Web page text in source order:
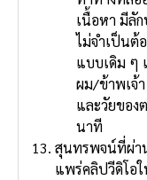
เนื้อหา มีลั
ไม่จําเป็นต้
แบบเดิม ๆ
ผม/ข้าพเจ้
และวัยของ
นาที
สุนทรพจน์ที่ผ่าน
แพร่คลิปวีดิโอ